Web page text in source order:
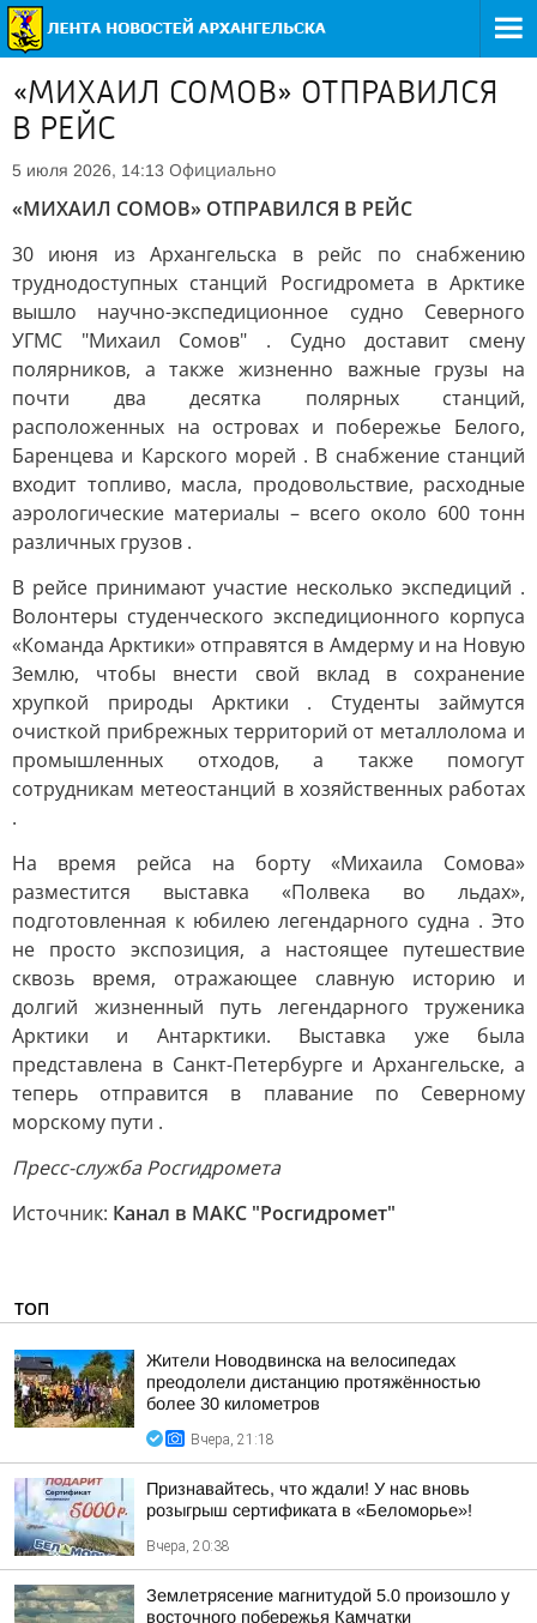
«МИХАИЛ СОМОВ» ОТПРАВИЛСЯ
В РЕЙС
5 июля 2026, 14:13 Официально
«МИХАИЛ СОМОВ» ОТПРАВИЛСЯ В РЕЙС
30 июня из Архангельска в рейс по снабжению
труднодоступных станций Росгидромета в Арктике
вышло научно-экспедиционное судно Северного
УГМС "Михаил Сомов" . Судно доставит смену
полярников, а также жизненно важные грузы на
почти два десятка полярных станций,
расположенных на островах и побережье Белого,
Баренцева и Карского морей . В снабжение станций
входит топливо, масла, продовольствие, расходные
аэрологические материалы – всего около 600 тонн
различных грузов .
В рейсе принимают участие несколько экспедиций .
Волонтеры студенческого экспедиционного корпуса
«Команда Арктики» отправятся в Амдерму и на Новую
Землю, чтобы внести свой вклад в сохранение
хрупкой природы Арктики . Студенты займутся
очисткой прибрежных территорий от металлолома и
промышленных отходов, а также помогут
сотрудникам метеостанций в хозяйственных работах
.
На время рейса на борту «Михаила Сомова»
разместится выставка «Полвека во льдах»,
подготовленная к юбилею легендарного судна . Это
не просто экспозиция, а настоящее путешествие
сквозь время, отражающее славную историю и
долгий жизненный путь легендарного труженика
Арктики и Антарктики. Выставка уже была
представлена в Санкт-Петербурге и Архангельске, а
теперь отправится в плавание по Северному
морскому пути .
Пресс-служба Росгидромета
Источник: Канал в МАКС "Росгидромет"
ТОП
Жители Новодвинска на велосипедах
преодолели дистанцию протяжённостью
более 30 километров
Вчера, 21:18
Признавайтесь, что ждали! У нас вновь
розыгрыш сертификата в «Беломорье»!
Вчера, 20:38
Землетрясение магнитудой 5.0 произошло у
восточного побережья Камчатки